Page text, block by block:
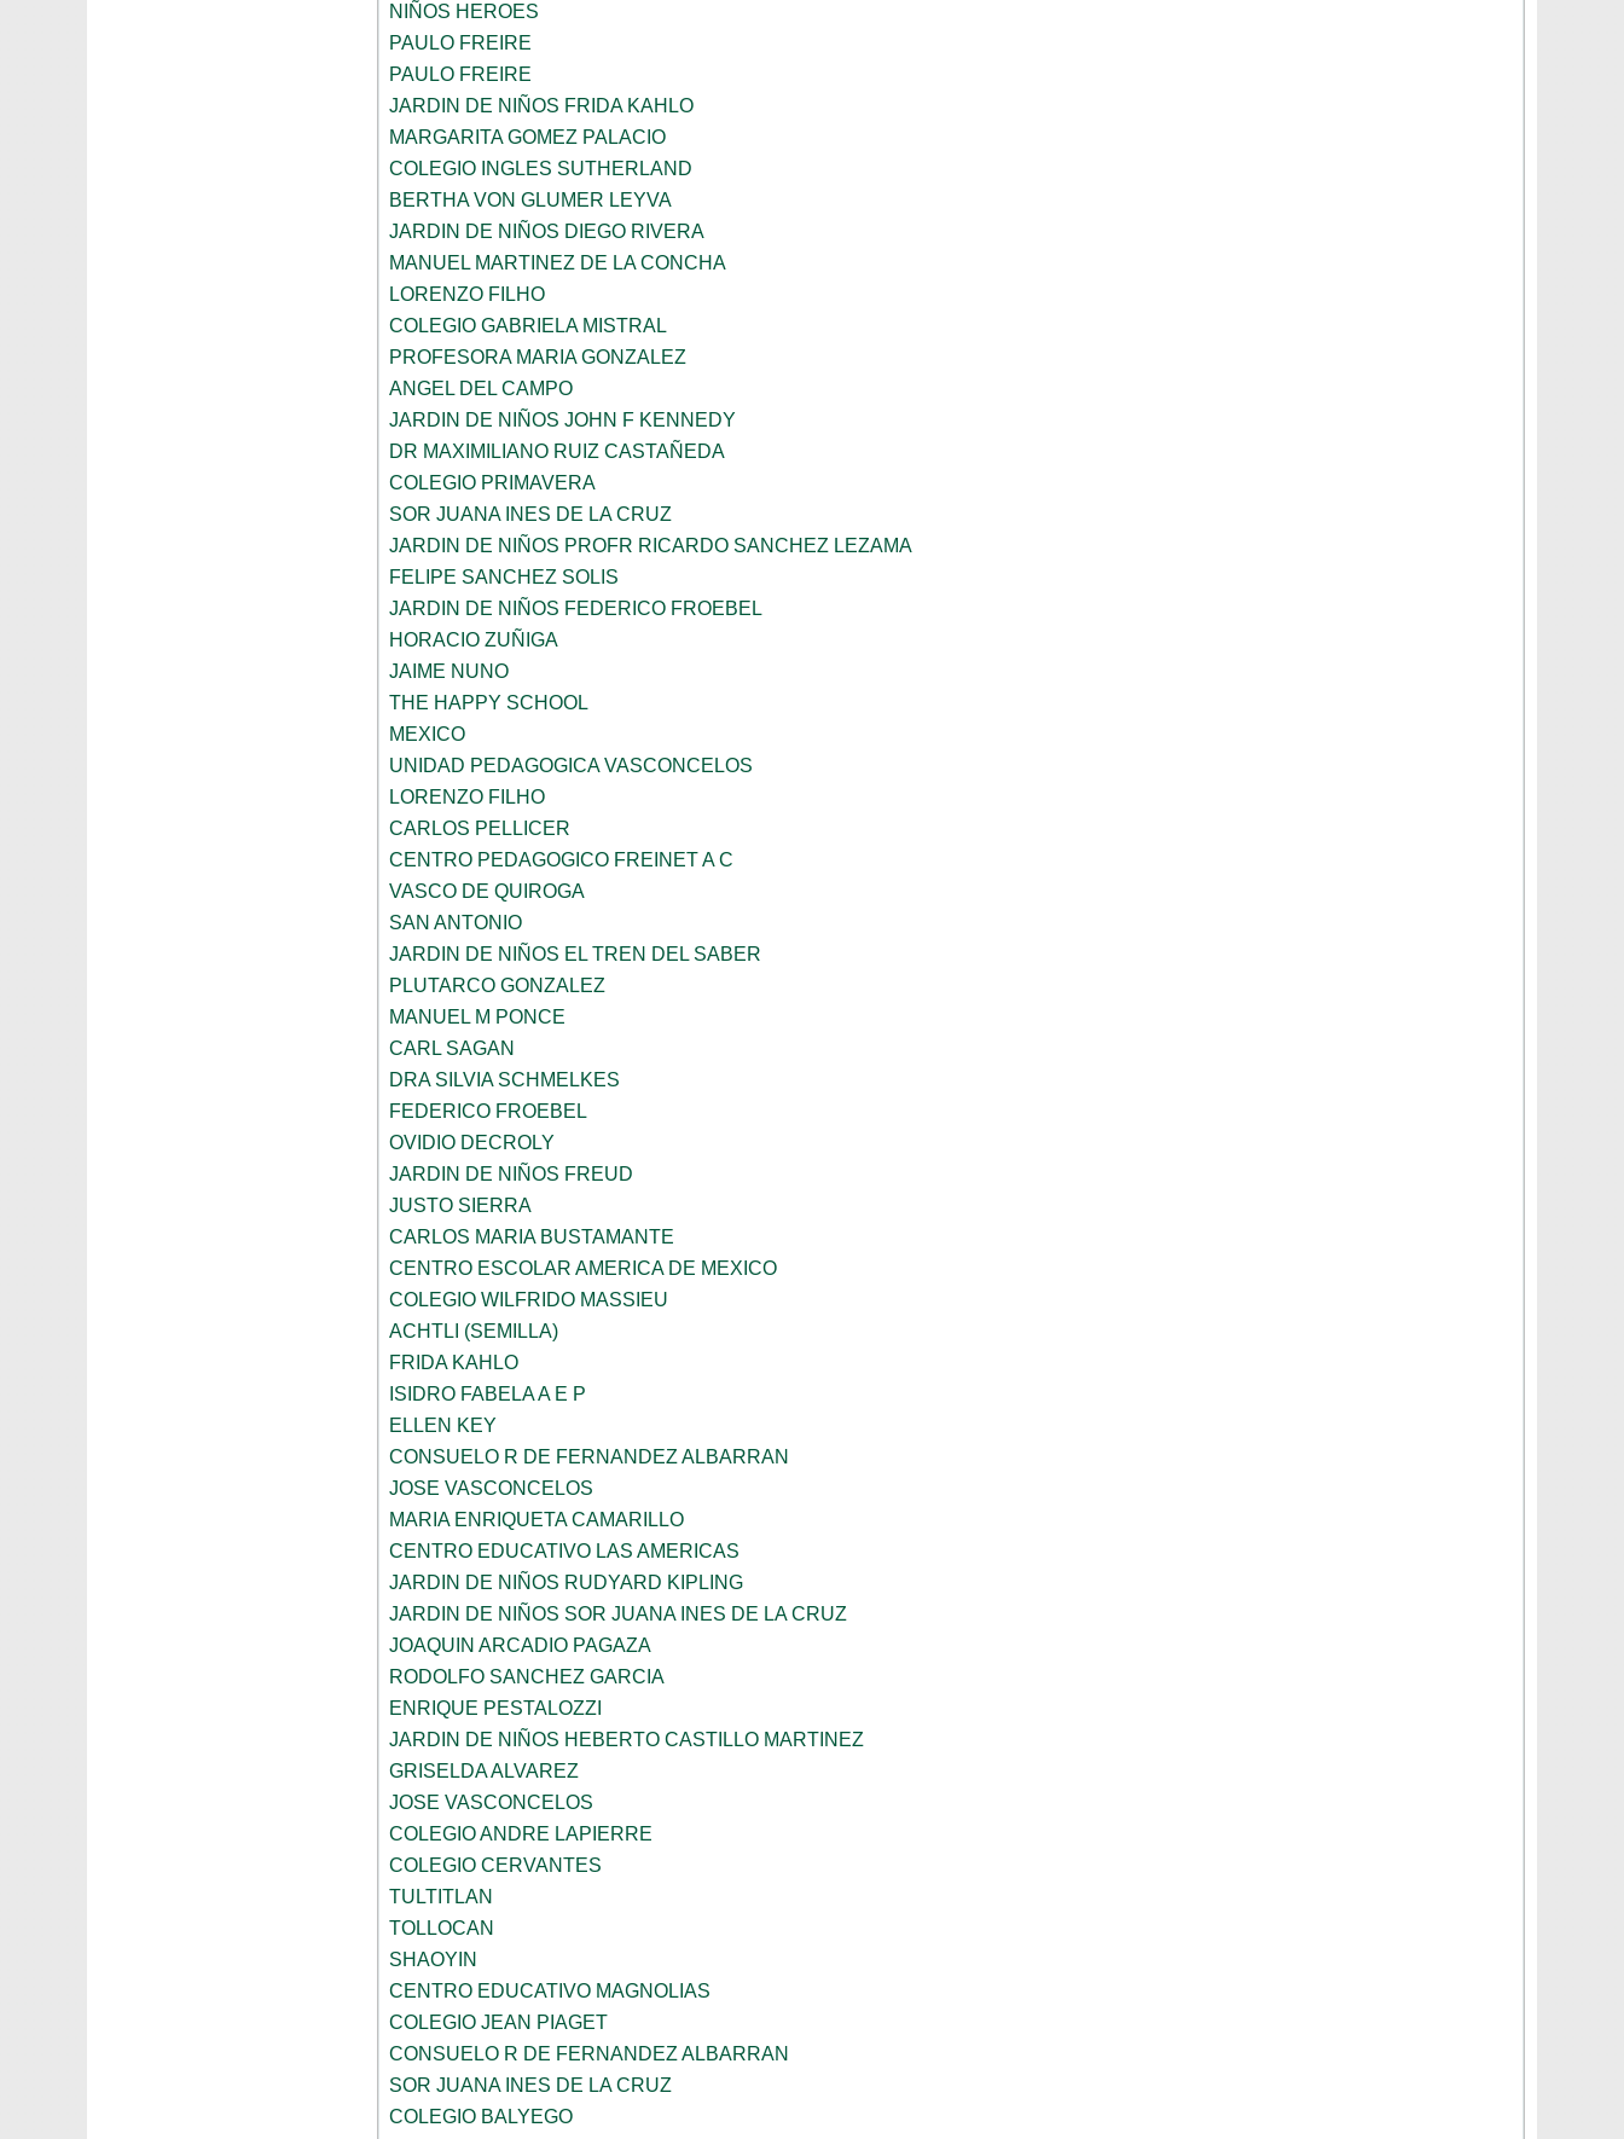
NIÑOS HEROES
PAULO FREIRE
PAULO FREIRE
JARDIN DE NIÑOS FRIDA KAHLO
MARGARITA GOMEZ PALACIO
COLEGIO INGLES SUTHERLAND
BERTHA VON GLUMER LEYVA
JARDIN DE NIÑOS DIEGO RIVERA
MANUEL MARTINEZ DE LA CONCHA
LORENZO FILHO
COLEGIO GABRIELA MISTRAL
PROFESORA MARIA GONZALEZ
ANGEL DEL CAMPO
JARDIN DE NIÑOS JOHN F KENNEDY
DR MAXIMILIANO RUIZ CASTAÑEDA
COLEGIO PRIMAVERA
SOR JUANA INES DE LA CRUZ
JARDIN DE NIÑOS PROFR RICARDO SANCHEZ LEZAMA
FELIPE SANCHEZ SOLIS
JARDIN DE NIÑOS FEDERICO FROEBEL
HORACIO ZUÑIGA
JAIME NUNO
THE HAPPY SCHOOL
MEXICO
UNIDAD PEDAGOGICA VASCONCELOS
LORENZO FILHO
CARLOS PELLICER
CENTRO PEDAGOGICO FREINET A C
VASCO DE QUIROGA
SAN ANTONIO
JARDIN DE NIÑOS EL TREN DEL SABER
PLUTARCO GONZALEZ
MANUEL M PONCE
CARL SAGAN
DRA SILVIA SCHMELKES
FEDERICO FROEBEL
OVIDIO DECROLY
JARDIN DE NIÑOS FREUD
JUSTO SIERRA
CARLOS MARIA BUSTAMANTE
CENTRO ESCOLAR AMERICA DE MEXICO
COLEGIO WILFRIDO MASSIEU
ACHTLI (SEMILLA)
FRIDA KAHLO
ISIDRO FABELA A E P
ELLEN KEY
CONSUELO R DE FERNANDEZ ALBARRAN
JOSE VASCONCELOS
MARIA ENRIQUETA CAMARILLO
CENTRO EDUCATIVO LAS AMERICAS
JARDIN DE NIÑOS RUDYARD KIPLING
JARDIN DE NIÑOS SOR JUANA INES DE LA CRUZ
JOAQUIN ARCADIO PAGAZA
RODOLFO SANCHEZ GARCIA
ENRIQUE PESTALOZZI
JARDIN DE NIÑOS HEBERTO CASTILLO MARTINEZ
GRISELDA ALVAREZ
JOSE VASCONCELOS
COLEGIO ANDRE LAPIERRE
COLEGIO CERVANTES
TULTITLAN
TOLLOCAN
SHAOYIN
CENTRO EDUCATIVO MAGNOLIAS
COLEGIO JEAN PIAGET
CONSUELO R DE FERNANDEZ ALBARRAN
SOR JUANA INES DE LA CRUZ
COLEGIO BALYEGO